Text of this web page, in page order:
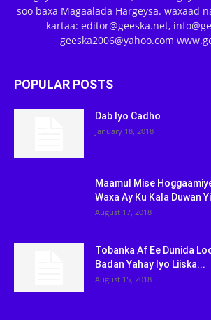
soo baxa Magaalada Hargeysa. waxaad
kartaa: editor@geeska.net,
geeska2006@yahoo.com
POPULAR POSTS
Dab Iyo Cadho
January 18, 2018
Maamul Mise
Waxa Ay Ku Kala Duwan
August 17, 2018
Tobanka Af Ee Dunida
Badan Yahay Iyo Liiska...
August 15, 2018